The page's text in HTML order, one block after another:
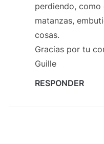
perdiendo, como
matanzas,
cosas.
Gracias por tu
Guille
RESPONDER